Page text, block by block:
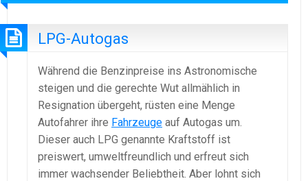
LPG-Autogas
Während die Benzinpreise ins Astronomische
steigen und die gerechte Wut allmählich in
Resignation übergeht, rüsten eine Menge
Autofahrer ihre Fahrzeuge auf Autogas um.
Dieser auch LPG genannte Kraftstoff ist
preiswert, umweltfreundlich und erfreut sich
immer wachsender Beliebtheit. Aber lohnt sich